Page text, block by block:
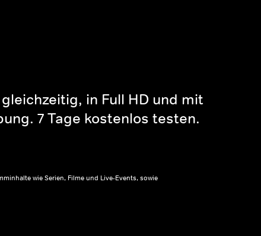
in Full HD und mit
7 Tage kostenlos testen.
wie Serien, Filme und Live-Events, sowie